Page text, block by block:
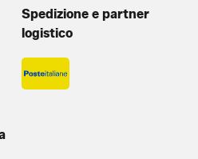
Spedizione e partner
logistico